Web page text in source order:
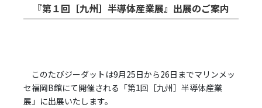
『第１回［九州］半導体産業展』出展のご案内
このたびジーダットは9月25日から26日までマリンメッ
セ福岡B館にて開催される「第1回［九州］半導体産業
展」に出展いたします。